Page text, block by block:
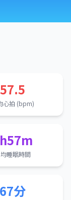
57.5
心拍 (bpm)
睡眠時間
67分